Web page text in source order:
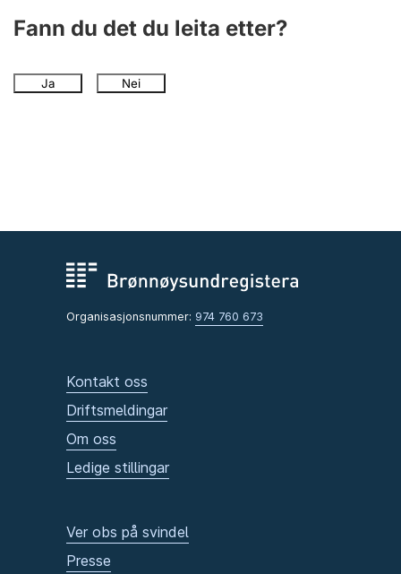
Fann du det du leita etter?
Ja Nei
Organisasjonsnummer: 974 760 673
Kontakt oss
Driftsmeldingar
Om oss
Ledige stillingar
Ver obs på svindel
Presse